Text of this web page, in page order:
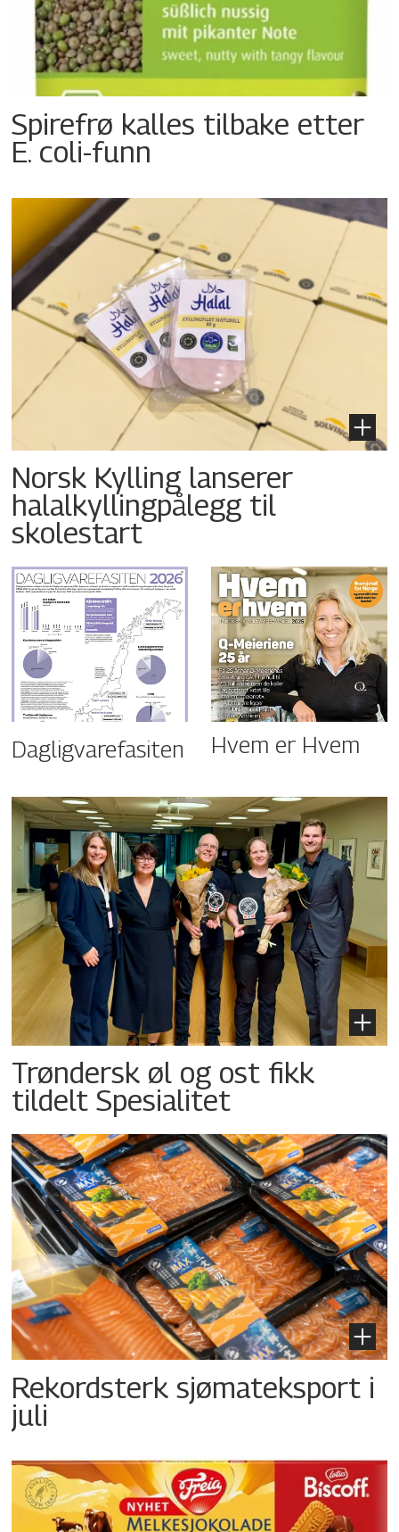
Spirefrø kalles tilbake etter
E. coli-funn
Norsk Kylling lanserer
halalkyllingpålegg til
skolestart
Dagligvarefasiten Hvem er Hvem
Trøndersk øl og ost fikk
tildelt Spesialitet
Rekordsterk sjømateksport i
juli